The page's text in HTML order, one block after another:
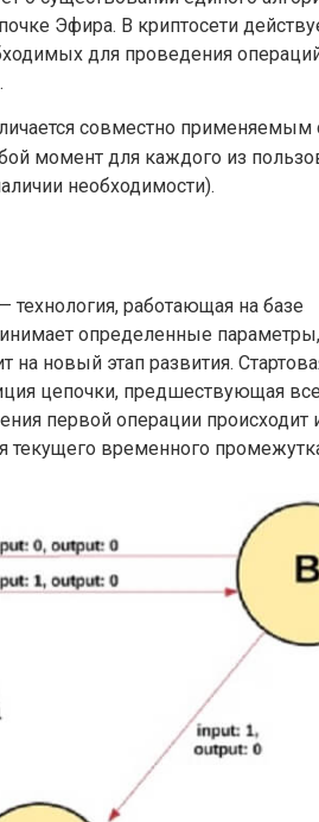
Эфира. В криптосети
для проведения
совместно применяемым
момент для каждого из
необходимости).
работающая на базе
определенные
на новый этап развития.
цепочки, предшествующая
первой операции происходит
текущего временного